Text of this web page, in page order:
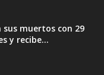
muertos con 29
y recibe...